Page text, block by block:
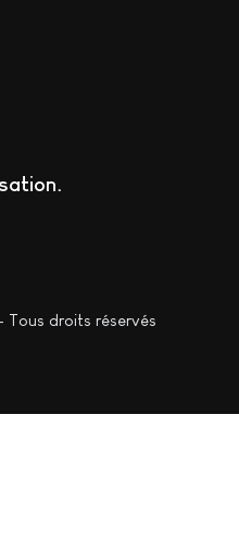
droits réservés